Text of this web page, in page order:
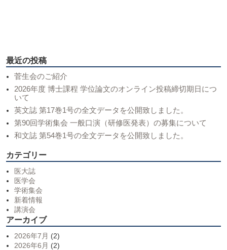
最近の投稿
菅生会のご紹介
2026年度 博士課程 学位論文のオンライン投稿締切期日につ
いて
英文誌 第17巻1号の全文データを公開致しました。
第90回学術集会 一般口演（研修医発表）の募集について
和文誌 第54巻1号の全文データを公開致しました。
カテゴリー
医大誌
医学会
学術集会
新着情報
講演会
アーカイブ
2026年7月 (2)
2026年6月 (2)